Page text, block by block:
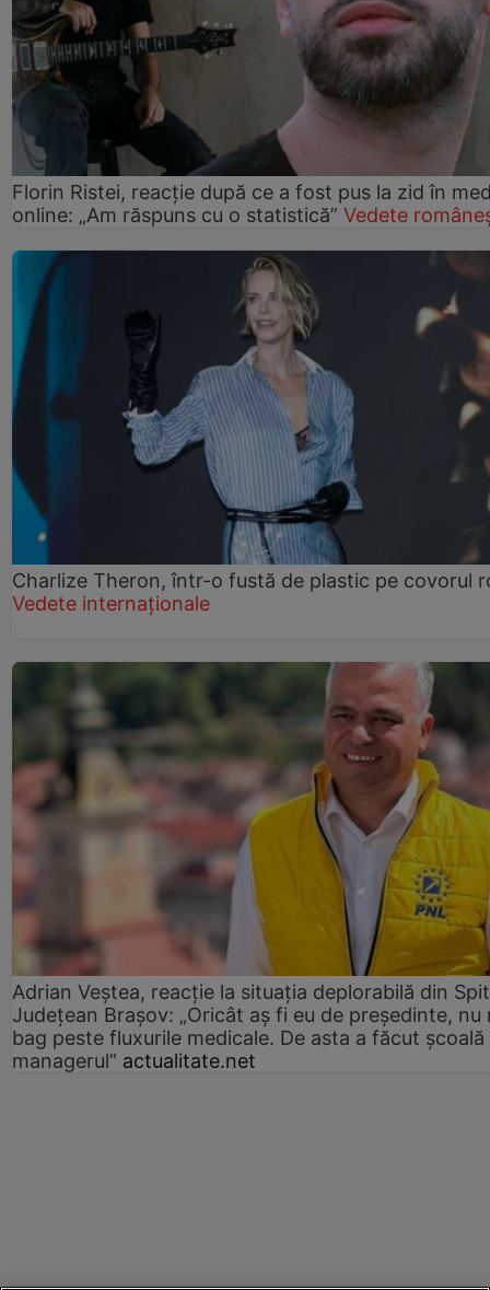
Florin Ristei, reacție după ce a fost pus la zid în
online: „Am răspuns cu o statistică” Vedete
Charlize Theron, într-o fustă de plastic pe covorul
Vedete internaționale
Adrian Veștea, reacție la situația deplorabilă din
Județean Brașov: „Oricât aș fi eu de președinte, nu
bag peste fluxurile medicale. De asta a făcut școală
managerul” actualitate.net